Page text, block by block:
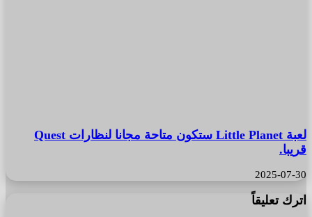
لعبة Little Planet ستكون متاحة مجانا لنظارات Quest
قريبا.
2025-07-30
اترك تعليقاً